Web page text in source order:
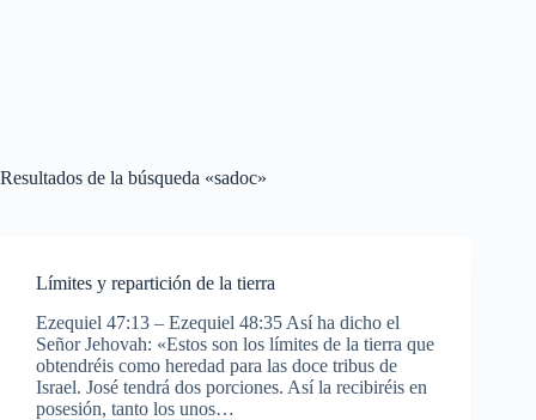
Resultados de la búsqueda «sadoc»
Límites y repartición de la tierra
Ezequiel 47:13 – Ezequiel 48:35 Así ha dicho el
Señor Jehovah: «Estos son los límites de la tierra que
obtendréis como heredad para las doce tribus de
Israel. José tendrá dos porciones. Así la recibiréis en
posesión, tanto los unos…